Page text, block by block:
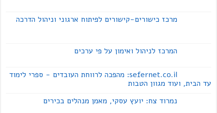
מרכז כישורים-קישורים לפיתוח ארגוני וניהול הדרכה
המרכז לניהול ואימון על פי ערכים
sefernet.co.il: מהפכה לרווחת העובדים - ספרי לימוד
עד הבית, ועוד מגוון הטבות
נמרוד צח: יועץ עסקי, מאמן מנהלים בכירים